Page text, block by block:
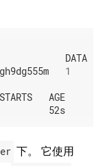
DATA
1
AGE
52s
下。 它使用